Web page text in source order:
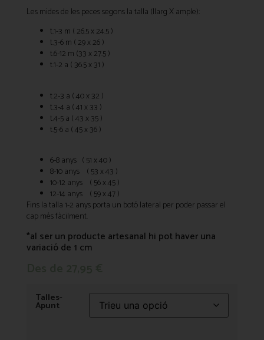
Les mides de les peces segons la talla (llarg X ample):
t.1-3 m ( 26.5 x 24.5 )
t.3-6 m ( 29 x 26 )
t.6-12 m (33 x 27.5 )
t.1-2 a ( 36.5 x 31 )
t.2-3 a ( 40 x 32 )
t.3-4 a ( 41 x 33 )
t.4-5 a ( 43 x 35 )
t.5-6 a ( 45 x 36 )
6-8 anys ( 51 x 40 )
8-10 anys ( 53 x 43 )
10-12 anys ( 56 x 45 )
12-14 anys ( 59 x 47 )
Fins la talla 1-2 anys porta un botó lateral per poder passar el
cap més fàcilment.
*al ser un producte artesanal hi pot haver una
variació de 1 cm
Talles-
Apunt